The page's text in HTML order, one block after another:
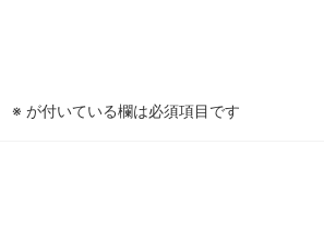
※ が付いている欄は必須項目です